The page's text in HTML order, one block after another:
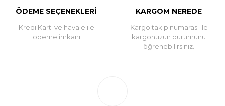
ÖDEME SEÇENEKLERİ
Kredi Kartı ve havale ile
ödeme imkanı
KARGOM NEREDE
Kargo takip numarası ile
kargonuzun durumunu
öğrenebilirsiniz.